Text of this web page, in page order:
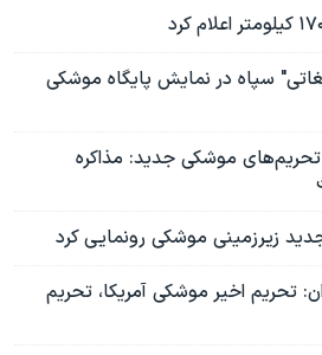
سپاه در نمایش پایگاه موشکی
موشکی جدید: مذاکره
جدید زیرزمینی موشکی رونمایی کرد
تحریم‌ اخیر موشکی آمریکا، تحریم